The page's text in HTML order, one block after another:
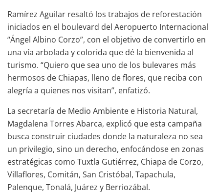
Ramírez Aguilar resaltó los trabajos de reforestación
iniciados en el boulevard del Aeropuerto Internacional
“Ángel Albino Corzo”, con el objetivo de convertirlo en
una vía arbolada y colorida que dé la bienvenida al
turismo. “Quiero que sea uno de los bulevares más
hermosos de Chiapas, lleno de flores, que reciba con
alegría a quienes nos visitan”, enfatizó.
La secretaría de Medio Ambiente e Historia Natural,
Magdalena Torres Abarca, explicó que esta campaña
busca construir ciudades donde la naturaleza no sea
un privilegio, sino un derecho, enfocándose en zonas
estratégicas como Tuxtla Gutiérrez, Chiapa de Corzo,
Villaflores, Comitán, San Cristóbal, Tapachula,
Palenque, Tonalá, Juárez y Berriozábal.